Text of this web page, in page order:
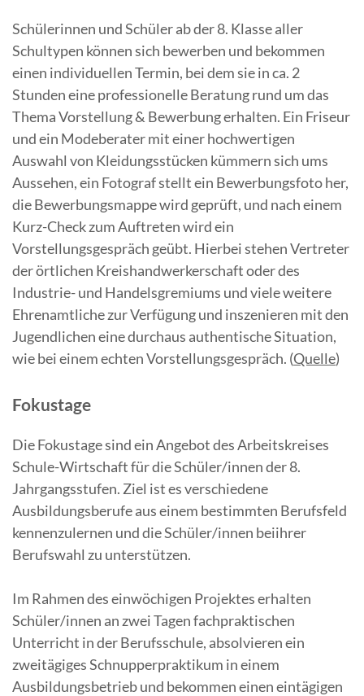
Schülerinnen und Schüler ab der 8. Klasse aller
Schultypen können sich bewerben und bekommen
einen individuellen Termin, bei dem sie in ca. 2
Stunden eine professionelle Beratung rund um das
Thema Vorstellung & Bewerbung erhalten. Ein Friseur
und ein Modeberater mit einer hochwertigen
Auswahl von Kleidungsstücken kümmern sich ums
Aussehen, ein Fotograf stellt ein Bewerbungsfoto her,
die Bewerbungsmappe wird geprüft, und nach einem
Kurz-Check zum Auftreten wird ein
Vorstellungsgespräch geübt. Hierbei stehen Vertreter
der örtlichen Kreishandwerkerschaft oder des
Industrie- und Handelsgremiums und viele weitere
Ehrenamtliche zur Verfügung und inszenieren mit den
Jugendlichen eine durchaus authentische Situation,
wie bei einem echten Vorstellungsgespräch. (Quelle)
Fokustage
Die Fokustage sind ein Angebot des Arbeitskreises
Schule-Wirtschaft für die Schüler/innen der 8.
Jahrgangsstufen. Ziel ist es verschiedene
Ausbildungsberufe aus einem bestimmten Berufsfeld
kennenzulernen und die Schüler/innen beiihrer
Berufswahl zu unterstützen.
Im Rahmen des einwöchigen Projektes erhalten
Schüler/innen an zwei Tagen fachpraktischen
Unterricht in der Berufsschule, absolvieren ein
zweitägiges Schnupperpraktikum in einem
Ausbildungsbetrieb und bekommen einen eintägigen